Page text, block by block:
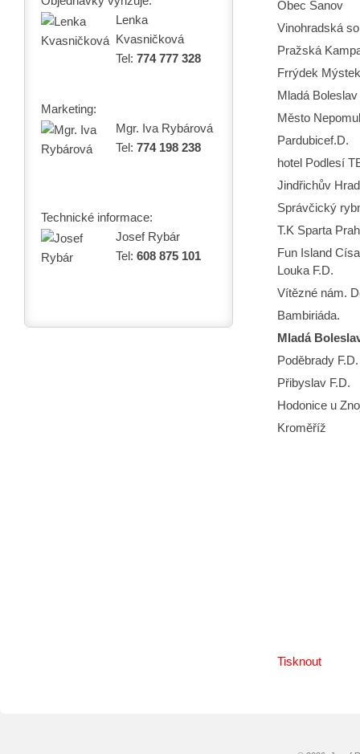
Obec Šanov
Vinohradská
Pražská
Frrýdek
Mladá
Město
Pardubicef.D.
hotel Podlesí
Jindřichův
Správčický
T.K Sparta
Fun Island
Louka F.D.
Vítězné nám.
Bambiriáda.
Mladá
Poděbrady F.D.
Přibyslav F.D.
Hodonice u
Kroměříž
Tisknout
Lenka
Kvasničková
Tel: 774 777 328
Marketing:
Mgr. Iva Rybárová
Tel: 774 198 238
Technické informace:
Josef Rybár
Tel: 608 875 101